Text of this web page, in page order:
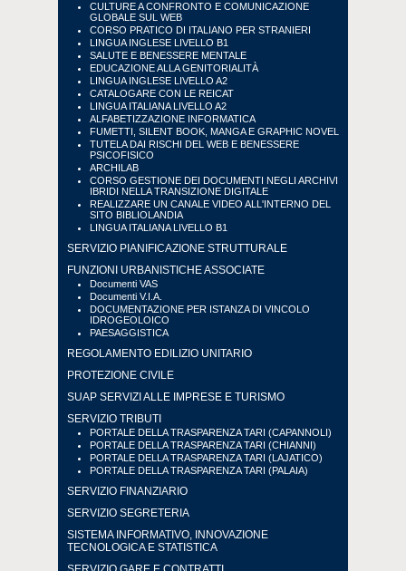
CULTURE A CONFRONTO E COMUNICAZIONE
GLOBALE SUL WEB
CORSO PRATICO DI ITALIANO PER STRANIERI
LINGUA INGLESE LIVELLO B1
SALUTE E BENESSERE MENTALE
EDUCAZIONE ALLA GENITORIALITÀ
LINGUA INGLESE LIVELLO A2
CATALOGARE CON LE REICAT
LINGUA ITALIANA LIVELLO A2
ALFABETIZZAZIONE INFORMATICA
FUMETTI, SILENT BOOK, MANGA E GRAPHIC NOVEL
TUTELA DAI RISCHI DEL WEB E BENESSERE
PSICOFISICO
ARCHILAB
CORSO GESTIONE DEI DOCUMENTI NEGLI ARCHIVI
IBRIDI NELLA TRANSIZIONE DIGITALE
REALIZZARE UN CANALE VIDEO ALL'INTERNO DEL
SITO BIBLIOLANDIA
LINGUA ITALIANA LIVELLO B1
SERVIZIO PIANIFICAZIONE STRUTTURALE
FUNZIONI URBANISTICHE ASSOCIATE
Documenti VAS
Documenti V.I.A.
DOCUMENTAZIONE PER ISTANZA DI VINCOLO
IDROGEOLOICO
PAESAGGISTICA
REGOLAMENTO EDILIZIO UNITARIO
PROTEZIONE CIVILE
SUAP SERVIZI ALLE IMPRESE E TURISMO
SERVIZIO TRIBUTI
PORTALE DELLA TRASPARENZA TARI (CAPANNOLI)
PORTALE DELLA TRASPARENZA TARI (CHIANNI)
PORTALE DELLA TRASPARENZA TARI (LAJATICO)
PORTALE DELLA TRASPARENZA TARI (PALAIA)
SERVIZIO FINANZIARIO
SERVIZIO SEGRETERIA
SISTEMA INFORMATIVO, INNOVAZIONE
TECNOLOGICA E STATISTICA